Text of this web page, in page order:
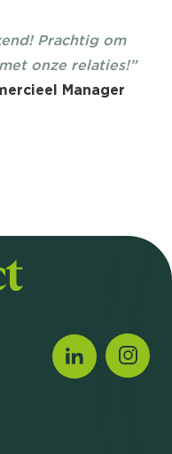
Prachtig om
onze relaties!”
Manager